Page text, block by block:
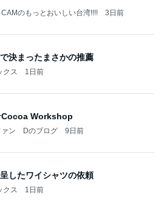
CAMのもっとおいしい台湾!!!! 3日前
決まったまさかの推薦
クス 1日前
Workshop
ァン Dのブログ 9日前
したワイシャツの依頼
クス 1日前